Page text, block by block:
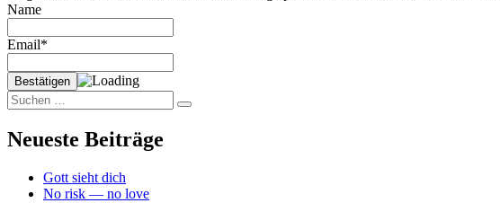
Name
Email*
Suchen
nach:
Suchen
Neueste Beiträge
Gott sieht dich
No risk — no love